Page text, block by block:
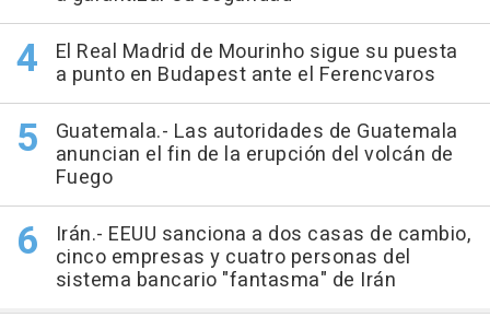
El Real Madrid de Mourinho sigue su puesta
a punto en Budapest ante el Ferencvaros
Guatemala.- Las autoridades de Guatemala
anuncian el fin de la erupción del volcán de
Fuego
Irán.- EEUU sanciona a dos casas de cambio,
cinco empresas y cuatro personas del
sistema bancario "fantasma" de Irán